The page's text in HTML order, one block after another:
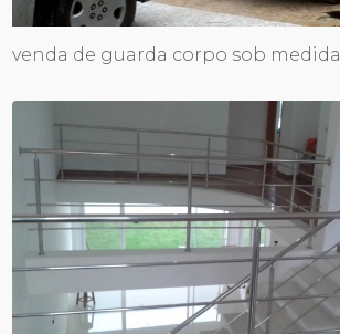
venda de guarda corpo sob medida